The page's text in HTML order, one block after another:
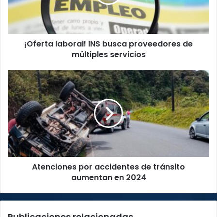
de
múltiples
servicios
¡Oferta laboral! INS busca proveedores de
múltiples servicios
Atenciones
por
accidentes
de
tránsito
aumentan
en
2024
Atenciones por accidentes de tránsito
aumentan en 2024